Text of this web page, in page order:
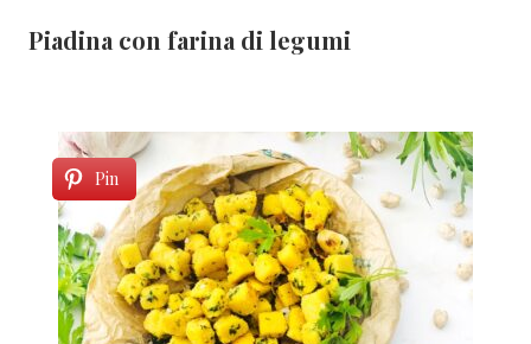
Piadina con farina di legumi
Pin